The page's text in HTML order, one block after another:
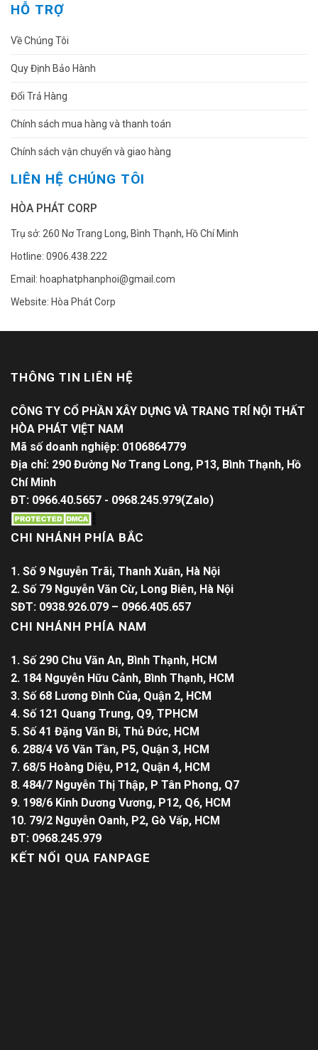
HỖ TRỢ
Về Chúng Tôi
Quy Định Bảo Hành
Đổi Trả Hàng
Chính sách mua hàng và thanh toán
Chính sách vận chuyển và giao hàng
LIÊN HỆ CHÚNG TÔI
HÒA PHÁT CORP
Trụ sở: 260 Nơ Trang Long, Bình Thạnh, Hồ Chí Minh
Hotline: 0906.438.222
Email: hoaphatphanphoi@gmail.com
Website: Hòa Phát Corp
THÔNG TIN LIÊN HỆ
CÔNG TY CỔ PHẦN XÂY DỰNG VÀ TRANG TRÍ NỘI THẤT
HÒA PHÁT VIỆT NAM
Mã số doanh nghiệp: 0106864779
Địa chỉ: 290 Đường Nơ Trang Long, P13, Bình Thạnh, Hồ
Chí Minh
ĐT: 0966.40.5657 - 0968.245.979(Zalo)
CHI NHÁNH PHÍA BẮC
1. Số 9 Nguyễn Trãi, Thanh Xuân, Hà Nội
2. Số 79 Nguyễn Văn Cừ, Long Biên, Hà Nội
SĐT: 0938.926.079 – 0966.405.657
CHI NHÁNH PHÍA NAM
1. Số 290 Chu Văn An, Bình Thạnh, HCM
2. 184 Nguyễn Hữu Cảnh, Bình Thạnh, HCM
3. Số 68 Lương Đình Của, Quận 2, HCM
4. Số 121 Quang Trung, Q9, TPHCM
5. Số 41 Đặng Văn Bi, Thủ Đức, HCM
6. 288/4 Võ Văn Tần, P5, Quận 3, HCM
7. 68/5 Hoàng Diệu, P12, Quận 4, HCM
8. 484/7 Nguyễn Thị Thập, P Tân Phong, Q7
9. 198/6 Kinh Dương Vương, P12, Q6, HCM
10. 79/2 Nguyễn Oanh, P2, Gò Vấp, HCM
ĐT: 0968.245.979
KẾT NỐI QUA FANPAGE